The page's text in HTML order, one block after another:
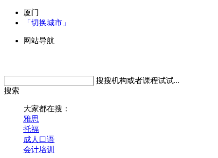
厦门
「切换城市」
网站导航
搜搜机构或者课程试试...
搜索
大家都在搜：
雅思
托福
成人口语
会计培训